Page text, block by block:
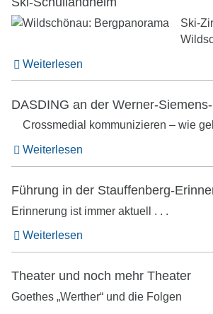
Ski-
Weiterlesen
DASDING an der Werner-
Crossmedial kommunizieren – wie
Weiterlesen
Führung in der Stauffenberg-
Erinnerung ist immer aktuell . . .
Weiterlesen
Theater und noch mehr Theater
Goethes „Werther“ und die Folgen